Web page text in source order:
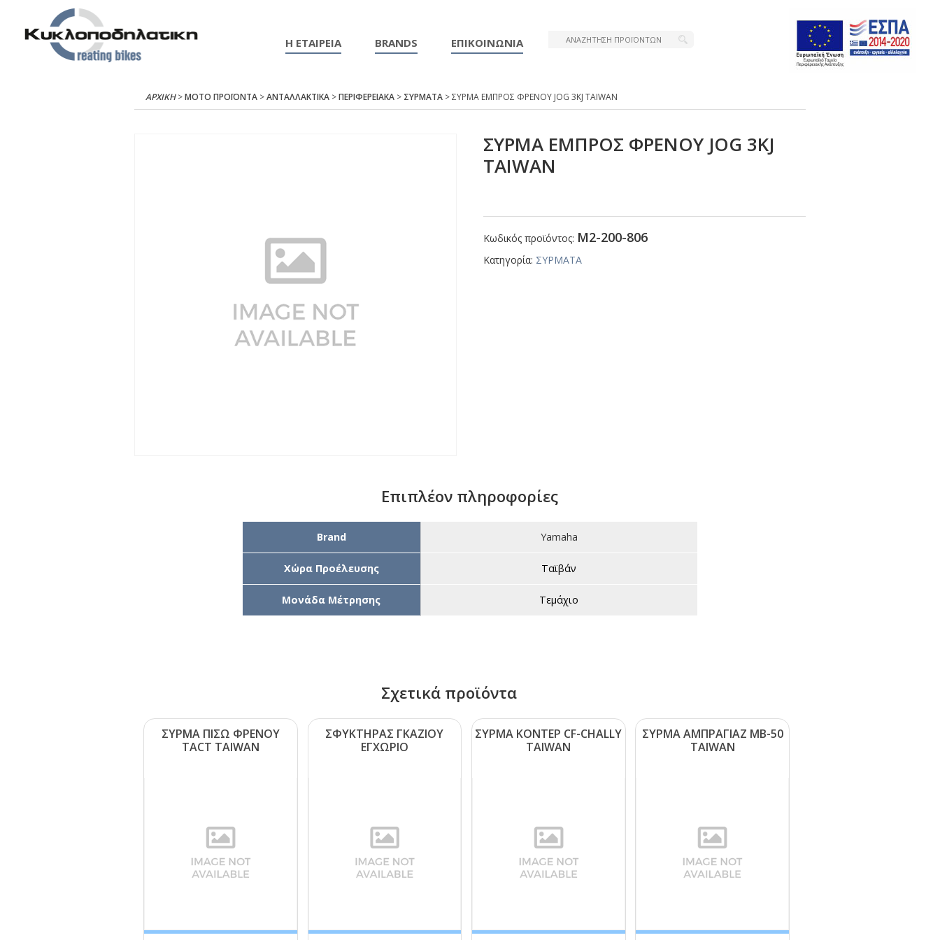
Η ΕΤΑΙΡΕΙΑ BRANDS ΕΠΙΚΟΙΝΩΝΙΑ
ΑΡΧΙΚΉ>ΜΟΤΟ ΠΡΟΪΟΝΤΑ>ΑΝΤΑΛΛΑΚΤΙΚΑ>ΠΕΡΙΦΕΡΕΙΑΚΑ> ΣΥΡΜΑΤΑ> ΣΥΡΜΑ ΕΜΠΡΟΣ ΦΡΕΝΟΥ JΟG 3ΚJ ΤΑΙWΑΝ
ΣΥΡΜΑ ΕΜΠΡΟΣ ΦΡΕΝΟΥ JΟG 3ΚJ
ΤΑΙWΑΝ
Κωδικός προϊόντος: Μ2-200-806
Κατηγορία: ΣΥΡΜΑΤΑ
Επιπλέον πληροφορίες
Brand Yamaha
Χώρα Προέλευσης Ταϊβάν
Μονάδα Μέτρησης Τεμάχιο
Σχετικά προϊόντα
ΣΥΡΜΑ ΠΙΣΩ ΦΡΕΝΟΥ
ΤΑCΤ ΤΑΙWΑΝ
ΣΦΥΚΤΗΡΑΣ ΓΚΑΖΙΟΥ
ΕΓΧΩΡΙΟ
ΣΥΡΜΑ ΚΟΝΤΕΡ CF-CΗΑLLΥ
ΤΑΙWΑΝ
ΣΥΡΜΑ ΑΜΠΡΑΓΙΑΖ ΜΒ-50
ΤΑΙWΑΝ